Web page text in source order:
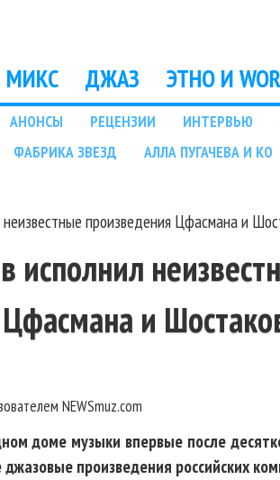
МИКС ДЖАЗ ЭТНО И
АНОНСЫ РЕЦЕНЗИИ ИНТЕРВЬЮ
ФАБРИКА ЗВЕЗД АЛЛА ПУГАЧЕВА И КО
произведения Цфасмана и
исполнил
и
NEWSmuz.com
доме музыки впервые после
произведения российских